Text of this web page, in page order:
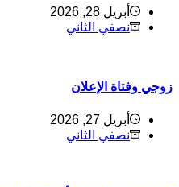
أبريل 28, 2026
نصفي الثاني
وفتاة الإعلان
أبريل 27, 2026
نصفي الثاني